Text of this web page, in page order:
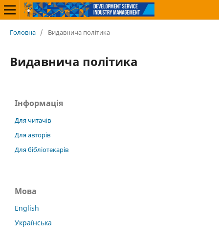
Головна / Видавнича політика
Видавнича політика
Інформація
Для читачів
Для авторів
Для бібліотекарів
Мова
English
Українська